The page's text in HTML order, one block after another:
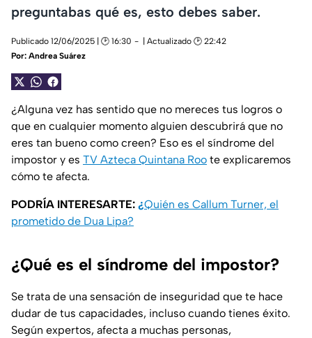
preguntabas qué es, esto debes saber.
Publicado 12/06/2025 | 🕑 16:30
| Actualizado 🕑 22:42
Por: Andrea Suárez
¿Alguna vez has sentido que no mereces tus logros o
que en cualquier momento alguien descubrirá que no
eres tan bueno como creen? Eso es el síndrome del
impostor y es TV Azteca Quintana Roo te explicaremos
cómo te afecta.
PODRÍA INTERESARTE: ¿Quién es Callum Turner, el
prometido de Dua Lipa?
¿Qué es el síndrome del impostor?
Se trata de una sensación de inseguridad que te hace
dudar de tus capacidades, incluso cuando tienes éxito.
Según expertos, afecta a muchas personas,